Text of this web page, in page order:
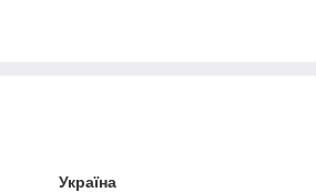
Україна